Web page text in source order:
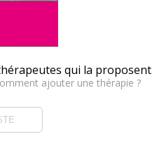
qui la proposent
ajouter une thérapie ?